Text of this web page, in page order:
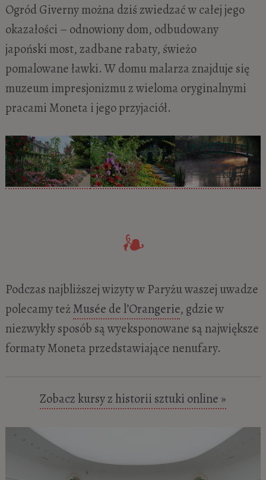
Ogród Giverny można dziś zwiedzać w całej jego
okazałości – odnowiony dom, odbudowany
japoński most, zadbane rabaty, świeżo
pomalowane ławki. W domu malarza znajduje się
muzeum impresjonizmu z wieloma oryginalnymi
pracami Moneta i jego przyjaciół.
Podczas najbliższej wizyty w Paryżu waszej uwadze
polecamy też Musée de l’Orangerie, gdzie w
niezwykły sposób są wyeksponowane są największe
formaty Moneta przedstawiające nenufary.
Zobacz kursy z historii sztuki online »